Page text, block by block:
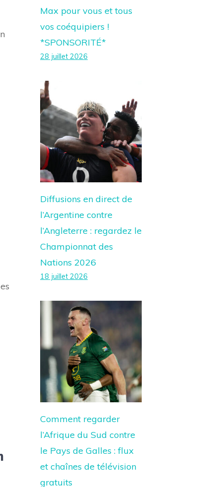
Max pour vous et tous
vos coéquipiers !
*SPONSORITÉ*
28 juillet 2026
Diffusions en direct de
l’Argentine contre
l’Angleterre : regardez le
Championnat des
Nations 2026
18 juillet 2026
Comment regarder
l’Afrique du Sud contre
le Pays de Galles : flux
et chaînes de télévision
gratuits